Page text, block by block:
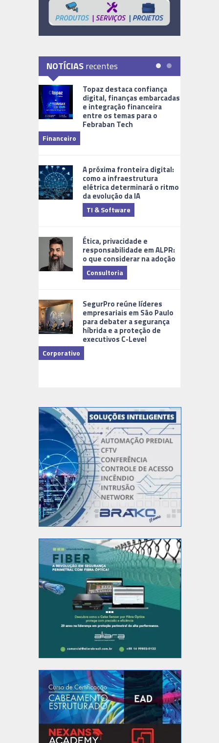
NOTÍCIASrecentes
Topaz destaca confiança
digital, finanças embarcadas
e integração financeira
entre os temas para o
Febraban Tech
Financeiro
A próxima fronteira digital:
como a infraestrutura
elétrica determinará o ritmo
da evolução da IA
TI & Software
Ética, privacidade e
responsabilidade em ALPR:
o que considerar na adoção
Consultoria
SegurPro reúne líderes
empresariais em São Paulo
para debater a segurança
híbrida e a proteção de
executivos C-Level
Corporativo